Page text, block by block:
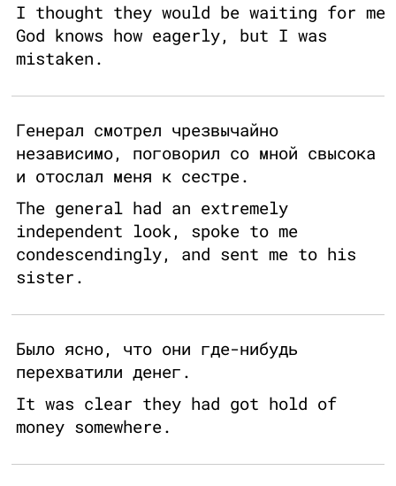
I thought they would be waiting for me
God knows how eagerly, but I was
mistaken.
Генерал смотрел чрезвычайно
независимо, поговорил со мной свысока
и отослал меня к сестре.
The general had an extremely
independent look, spoke to me
condescendingly, and sent me to his
sister.
Было ясно, что они где-нибудь
перехватили денег.
It was clear they had got hold of
money somewhere.